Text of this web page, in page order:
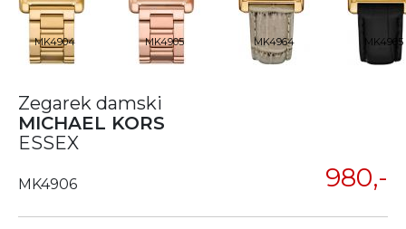
MK4904 MK4905 MK4964 MK4965
Zegarek damski
MICHAEL KORS
ESSEX
MK4906 980,-